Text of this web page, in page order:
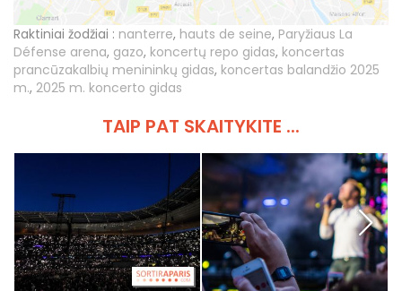
Raktiniai žodžiai : nanterre, hauts de seine, Paryžiaus La
Défense arena, gazo, koncertų repo gidas, koncertas
prancūzakalbių menininkų gidas, koncertas balandžio 2025
m., 2025 m. koncerto gidas
TAIP PAT SKAITYKITE ...